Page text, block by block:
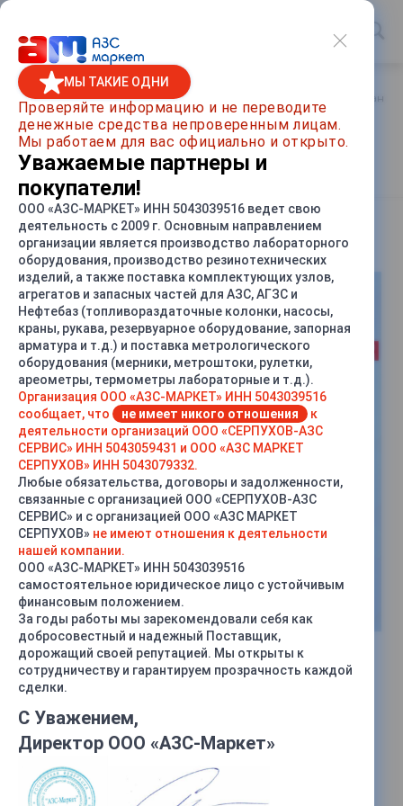
Главная / Каталог товаров Метрологическое оборудование
Бензочувствительная паста
McCabe, 85 грамм
Характеристики
Тип — Бензочувствительная
МЫ ТАКИЕ ОДНИ
Проверяйте информацию и не переводите
денежные средства непроверенным лицам.
Мы работаем для вас официально и открыто.
Уважаемые партнеры и
покупатели!
ООО «АЗС-МАРКЕТ» ИНН 5043039516 ведет свою
деятельность с 2009 г. Основным направлением
организации является производство лабораторного
оборудования, производство резинотехнических
изделий, а также поставка комплектующих узлов,
агрегатов и запасных частей для АЗС, АГЗС и
Нефтебаз (топливораздаточные колонки, насосы,
краны, рукава, резервуарное оборудование, запорная
арматура и т.д.) и поставка метрологического
оборудования (мерники, метроштоки, рулетки,
ареометры, термометры лабораторные и т.д.).
Организация ООО «АЗС-МАРКЕТ» ИНН 5043039516
сообщает, что
не имеет никого отношения
к
деятельности организаций ООО «СЕРПУХОВ-АЗС
СЕРВИС» ИНН 5043059431 и ООО «АЗС МАРКЕТ
СЕРПУХОВ» ИНН 5043079332.
Любые обязательства, договоры и задолженности,
связанные с организацией ООО «СЕРПУХОВ-АЗС
СЕРВИС» и с организацией ООО «АЗС МАРКЕТ
СЕРПУХОВ» не имеют отношения к деятельности
нашей компании.
ООО «АЗС-МАРКЕТ» ИНН 5043039516
самостоятельное юридическое лицо с устойчивым
финансовым положением.
За годы работы мы зарекомендовали себя как
добросовестный и надежный Поставщик,
дорожащий своей репутацией. Мы открыты к
сотрудничеству и гарантируем прозрачность каждой
сделки.
С Уважением,
Директор ООО «АЗС-Маркет»